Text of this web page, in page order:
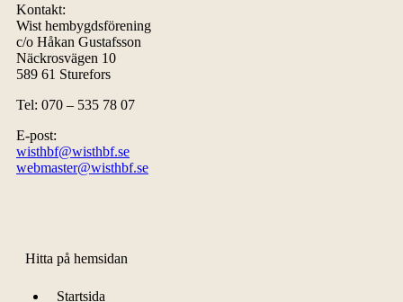
Kontakt:
Wist hembygdsförening
c/o Håkan Gustafsson
Näckrosvägen 10
589 61 Sturefors
Tel: 070 – 535 78 07
E-post:
wisthbf@wisthbf.se
webmaster@wisthbf.se
Hitta på hemsidan
Startsida